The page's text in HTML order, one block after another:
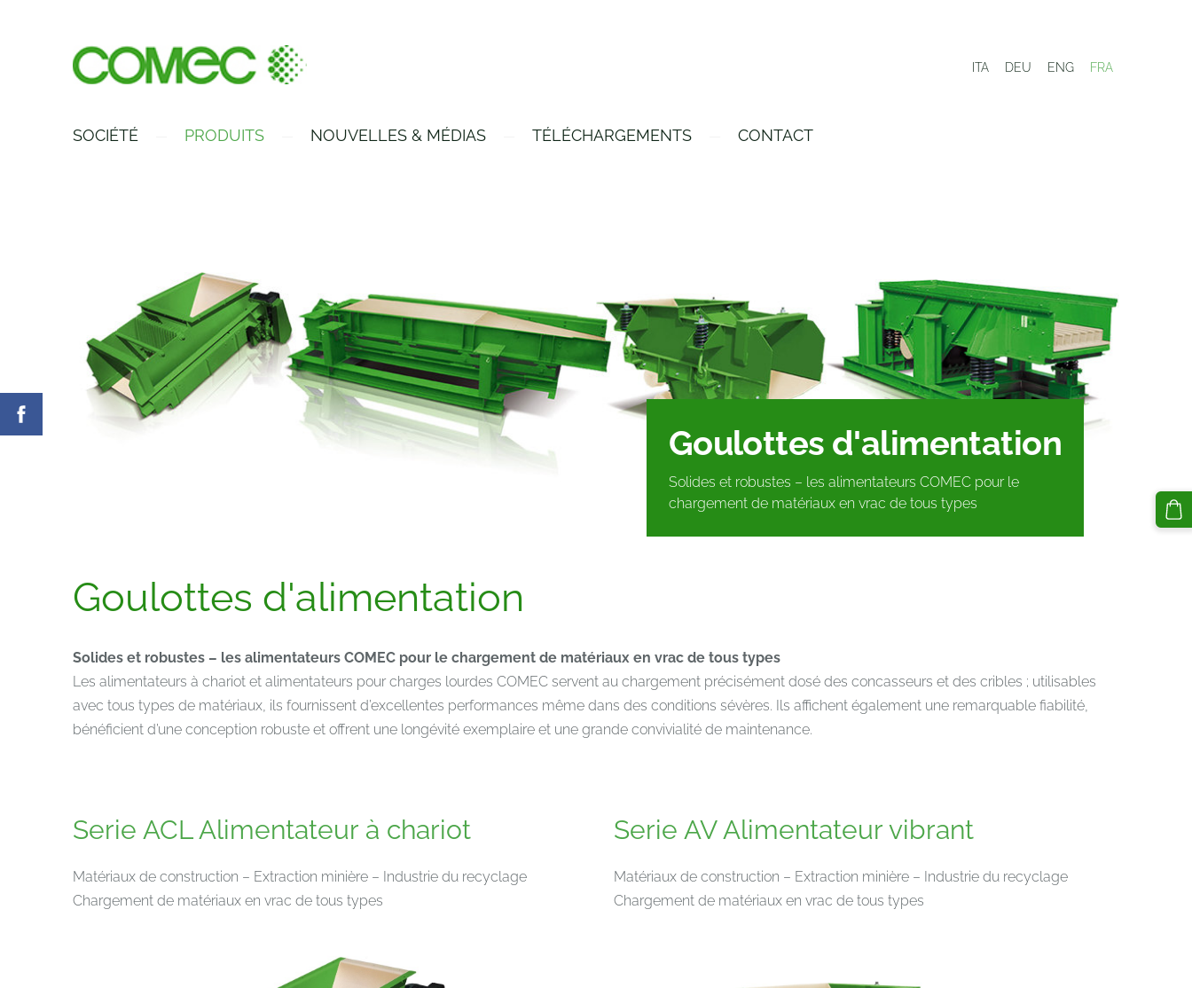
SOCIÉTÉ PRODUITS NOUVELLES & MÉDIAS TÉLÉCHARGEMENTS CONTACT
ITA DEU ENG FRA
Goulottes d'alimentation
Solides et robustes – les alimentateurs COMEC pour le
chargement de matériaux en vrac de tous types
Goulottes d'alimentation
Solides et robustes – les alimentateurs COMEC pour le chargement de matériaux en vrac de tous types
Les alimentateurs à chariot et alimentateurs pour charges lourdes COMEC servent au chargement précisément dosé des concasseurs et des cribles ; utilisables
avec tous types de matériaux, ils fournissent d’excellentes performances même dans des conditions sévères. Ils affichent également une remarquable fiabilité,
bénéficient d’une conception robuste et offrent une longévité exemplaire et une grande convivialité de maintenance.
Serie ACL Alimentateur à chariot
Matériaux de construction – Extraction minière – Industrie du recyclage
Chargement de matériaux en vrac de tous types
Serie AV Alimentateur vibrant
Matériaux de construction – Extraction minière – Industrie du recyclage
Chargement de matériaux en vrac de tous types